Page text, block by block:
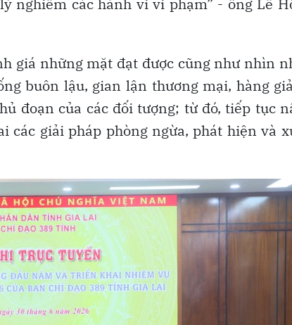
giá những mặt đạt được cũng như nhìn
buôn lậu, gian lận thương mại, hàng
đoạn của các đối tượng; từ đó, tiếp tục
các giải pháp phòng ngừa, phát hiện và